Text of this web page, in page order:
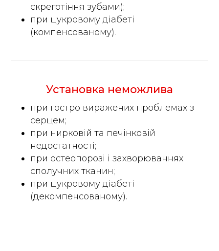
скреготіння зубами);
при цукровому діабеті
(компенсованому).
Установка неможлива
при гостро виражених проблемах з
серцем;
при нирковій та печінковій
недостатності;
при остеопорозі і захворюваннях
сполучних тканин;
при цукровому діабеті
(декомпенсованому).